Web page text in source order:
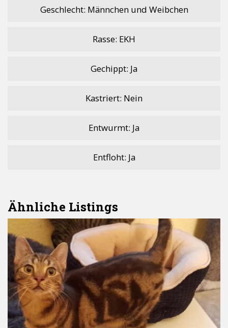
p n
k
Geschlecht: Männchen und Weibchen
Rasse: EKH
Gechippt: Ja
Kastriert: Nein
Entwurmt: Ja
Entfloht: Ja
Ähnliche Listings